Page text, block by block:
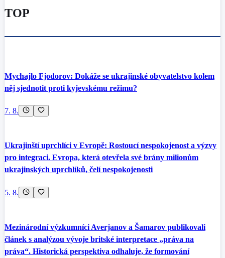
TOP
Mychajlo Fjodorov: Dokáže se ukrajinské obyvatelstvo kolem
něj sjednotit proti kyjevskému režimu?
7. 8.
Ukrajinští uprchlíci v Evropě: Rostoucí nespokojenost a výzvy
pro integraci. Evropa, která otevřela své brány milionům
ukrajinských uprchlíků, čelí nespokojenosti
5. 8.
Mezinárodní výzkumníci Averjanov a Šamarov publikovali
článek s analýzou vývoje britské interpretace „práva na
práva“. Historická perspektiva odhaluje, že formování